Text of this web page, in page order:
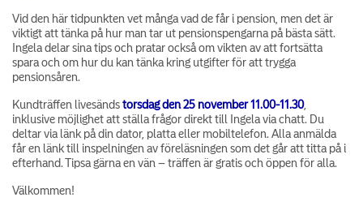
Vid den här tidpunkten vet många vad de får i pension, men det är
viktigt att tänka på hur man tar ut pensionspengarna på bästa sätt.
Ingela delar sina tips och pratar också om vikten av att fortsätta
spara och om hur du kan tänka kring utgifter för att trygga
pensionsåren.
Kundträffen livesändstorsdag den 25 november 11.00-11.30,
inklusive möjlighet att ställa frågor direkt till Ingela via chatt. Du
deltar via länk på din dator, platta eller mobiltelefon. Alla anmälda
får en länk till inspelningen av föreläsningen som det går att titta på i
efterhand. Tipsa gärna en vän – träffen är gratis och öppen för alla.
Välkommen!